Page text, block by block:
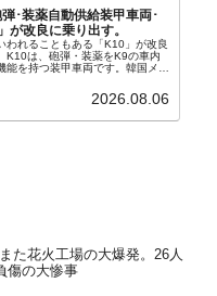
･装薬自動供給装甲車両･
が改良に乗り出す。
われることもある「K10」が改良
K10は、砲弾・装薬をK9の車内
能を持つ装甲車両です。韓国メデ
引きます。2005年に初めて...
2026.08.06
た花火工場の大爆発。26人
傷の大惨事